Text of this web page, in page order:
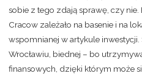
sobie z tego zdają sprawę, czy
Cracow zależało na basenie i na
wspomnianej w artykule
Wrocławiu, biednej – bo
finansowych, dzięki którym może